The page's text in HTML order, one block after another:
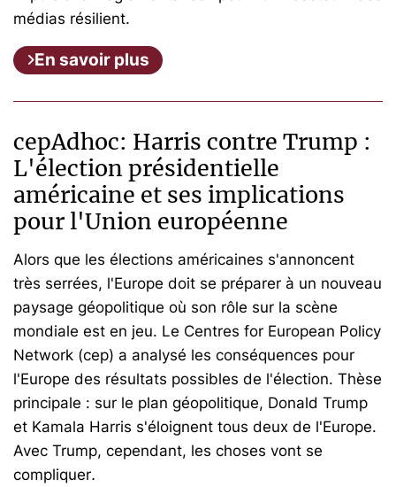
médias résilient.
En savoir plus
cepAdhoc: Harris contre Trump :
L'élection présidentielle
américaine et ses implications
pour l'Union européenne
Alors que les élections américaines s'annoncent
très serrées, l'Europe doit se préparer à un nouveau
paysage géopolitique où son rôle sur la scène
mondiale est en jeu. Le Centres for European Policy
Network (cep) a analysé les conséquences pour
l'Europe des résultats possibles de l'élection. Thèse
principale : sur le plan géopolitique, Donald Trump
et Kamala Harris s'éloignent tous deux de l'Europe.
Avec Trump, cependant, les choses vont se
compliquer.